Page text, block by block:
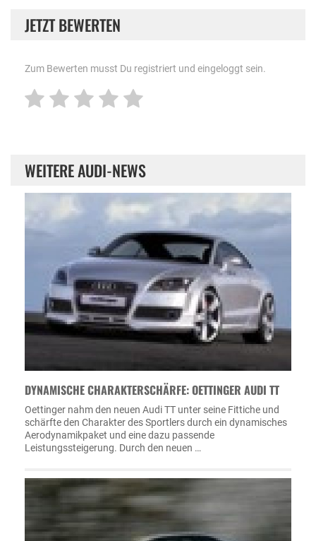
JETZT BEWERTEN
Zum Bewerten musst Du registriert und eingeloggt sein.
WEITERE AUDI-NEWS
DYNAMISCHE CHARAKTERSCHÄRFE: OETTINGER AUDI TT
Oettinger nahm den neuen Audi TT unter seine Fittiche und
schärfte den Charakter des Sportlers durch ein dynamisches
Aerodynamikpaket und eine dazu passende
Leistungssteigerung. Durch den neuen …